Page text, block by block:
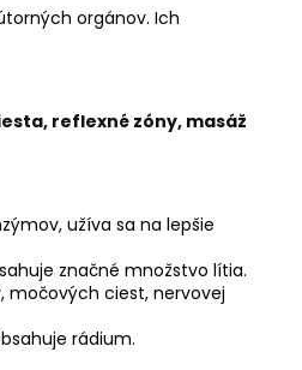
orgánov. Ich
reflexné zóny, masáž
užíva sa na lepšie
značné množstvo lítia.
močových ciest, nervovej
rádium.